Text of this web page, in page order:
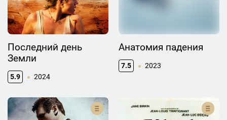
Последний день
Земли
5.9 2024
Анатомия падения
7.5 2023